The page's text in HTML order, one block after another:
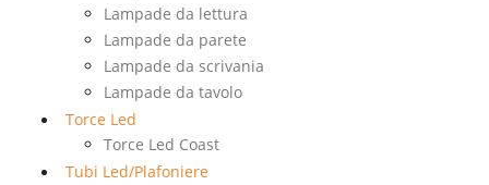
Lampade da lettura
Lampade da parete
Lampade da scrivania
Lampade da tavolo
Torce Led
Torce Led Coast
Tubi Led/Plafoniere